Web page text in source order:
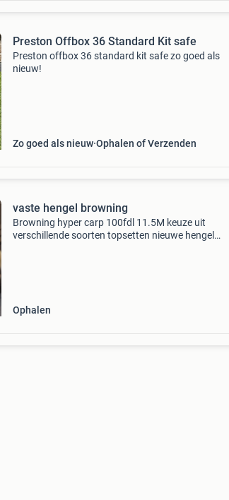
Preston Offbox 36 Standard Kit safe
Preston offbox 36 standard kit safe zo goed als
nieuw!
Zo goed als nieuw Ophalen of Verzenden
vaste hengel browning
Browning hyper carp 100fdl 11.5M keuze uit
verschillende soorten topsetten nieuwe hengel
Ophalen